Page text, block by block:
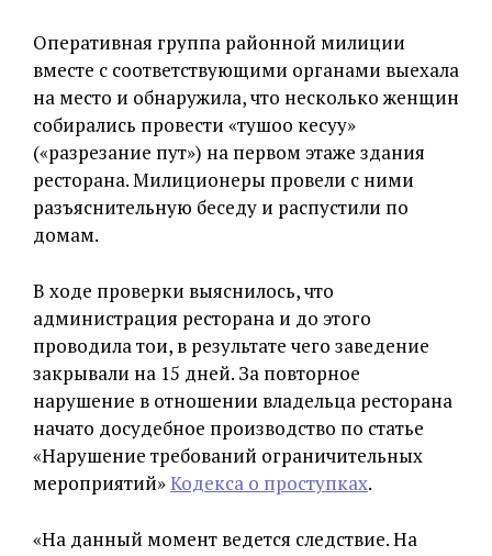
Оперативная группа районной милиции
вместе с соответствующими органами выехала
на место и обнаружила, что несколько женщин
собирались провести «тушоо кесуу»
(«разрезание пут») на первом этаже здания
ресторана. Милиционеры провели с ними
разъяснительную беседу и распустили по
домам.
В ходе проверки выяснилось, что
администрация ресторана и до этого
проводила тои, в результате чего заведение
закрывали на 15 дней. За повторное
нарушение в отношении владельца ресторана
начато досудебное производство по статье
«Нарушение требований ограничительных
мероприятий»Кодекса о проступках.
«На данный момент ведется следствие. На